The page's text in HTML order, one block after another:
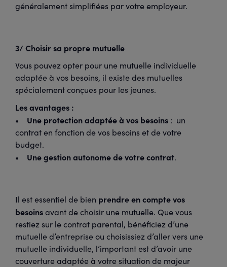
généralement simplifiées par votre employeur.
3/ Choisir sa propre mutuelle
Vous pouvez opter pour une mutuelle individuelle
adaptée à vos besoins, il existe des mutuelles
spécialement conçues pour les jeunes.
Les avantages :
• Une protection adaptée à vos besoins : un
contrat en fonction de vos besoins et de votre
budget.
• Une gestion autonome de votre contrat.
Il est essentiel de bien prendre en compte vos
besoinsavant de choisir une mutuelle. Que vous
restiez sur le contrat parental, bénéficiez d’une
mutuelle d’entreprise ou choisissiez d’aller vers une
mutuelle individuelle, l’important est d’avoir une
couverture adaptée à votre situation de majeur